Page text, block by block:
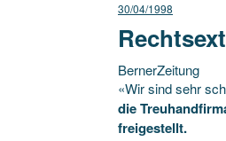
30/04/1998
BernerZeitung
«Wir sind sehr
die
freigestellt.